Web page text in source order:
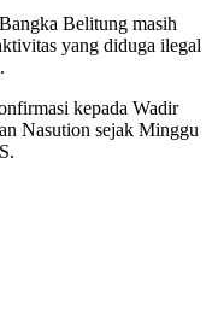
Belitung masih
yang diduga ilegal
kepada Wadir
Nasution sejak Minggu